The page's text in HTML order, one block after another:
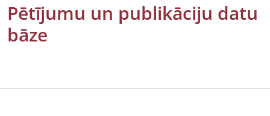
Pētījumu un publikāciju datu
bāze